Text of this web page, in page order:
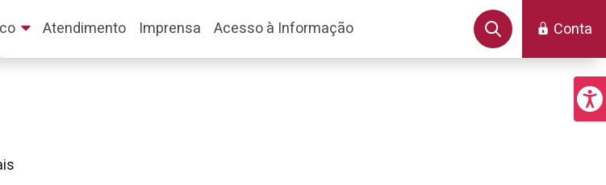
Conta
Atendimento Imprensa Acesso à Informação